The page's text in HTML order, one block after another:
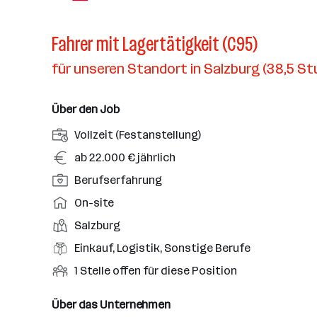
Fahrer mit Lagertätigkeit (C95)
für unseren Standort in Salzburg (38,5
Über den Job
A
n
t
e
l
u
n
s
Vollzeit (Festanstellung)
G
e
h
a
l
t
ab 22.000 € jährlich
P
o
i
t
i
n
Berufserfahrung
A
r
b
e
i
s
On-site
D
i
n
t
Salzburg
B
e
u
Einkauf, Logistik, Sonstige Berufe
O
f
1 Stelle offen für diese Position
Über das Unternehmen